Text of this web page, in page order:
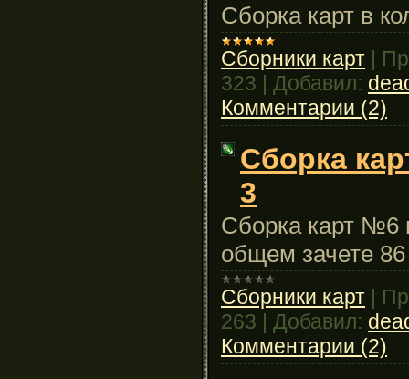
Сборка карт в
Сборники карт |
323 | Добавил:
Комментарии (2)
Сборка
3
Сборка карт №6
общем зачете
Сборники карт |
263 | Добавил:
Комментарии (2)